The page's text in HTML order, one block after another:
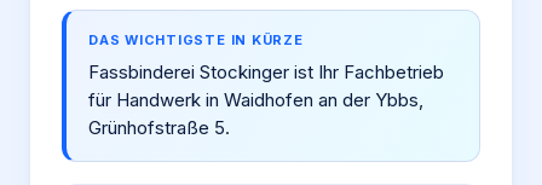
DAS WICHTIGSTE IN KÜRZE
Fassbinderei Stockinger ist Ihr Fachbetrieb
für Handwerk in Waidhofen an der Ybbs,
Grünhofstraße 5.